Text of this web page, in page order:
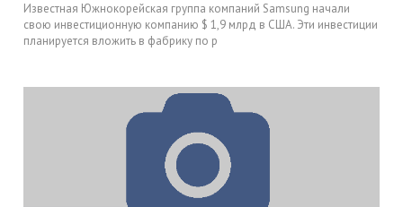
Известная Южнокорейская группа компаний Samsung начали
свою инвестиционную компанию $ 1,9 млрд в США. Эти инвестиции
планируется вложить в фабрику по р